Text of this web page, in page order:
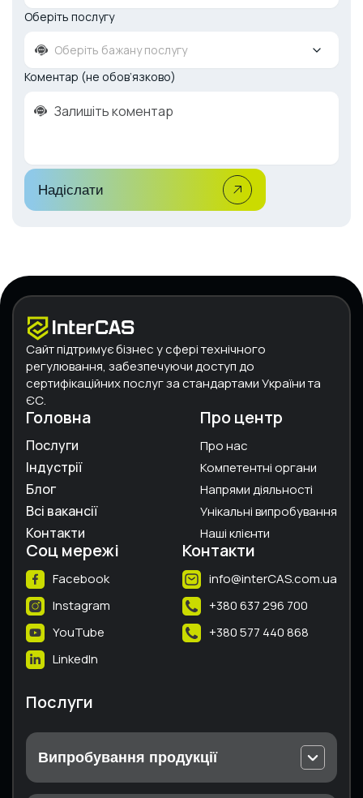
Оберіть послугу
Оберіть бажану послугу
Коментар (не обов’язково)
Надіслати
Сайт підтримує бізнес у сфері технічного
регулювання, забезпечуючи доступ до
сертифікаційних послуг за стандартами України та
ЄС.
Головна
Послуги
Індустрії
Блог
Всі вакансії
Контакти
Про центр
Про нас
Компетентні органи
Напрями діяльності
Унікальні випробування
Наші клієнти
Соц мережі
Facebook
Instagram
YouTube
LinkedIn
Контакти
info@interCAS.com.ua
+380 637 296 700
+380 577 440 868
Послуги
Випробування продукції
Випробування електричного та електронного